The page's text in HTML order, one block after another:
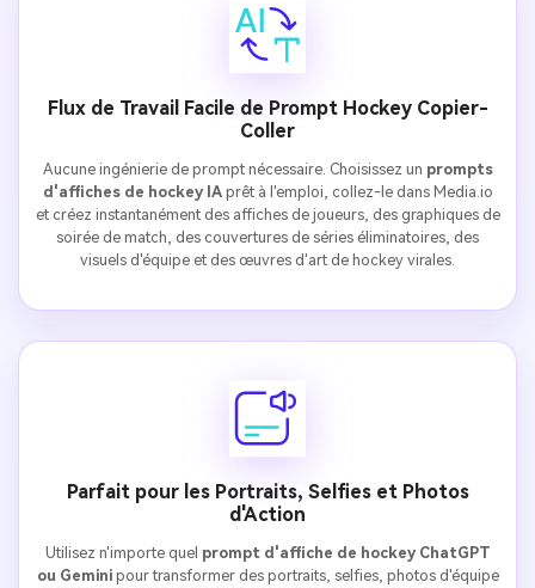
Flux de Travail Facile de Prompt Hockey Copier-
Coller
Aucune ingénierie de prompt nécessaire. Choisissez un prompts
d'affiches de hockey IAprêt à l'emploi, collez-le dans Media.io
et créez instantanément des affiches de joueurs, des graphiques de
soirée de match, des couvertures de séries éliminatoires, des
visuels d'équipe et des œuvres d'art de hockey virales.
Parfait pour les Portraits, Selfies et Photos
d'Action
Utilisez n'importe quel prompt d'affiche de hockey ChatGPT
ou Geminipour transformer des portraits, selfies, photos d'équipe